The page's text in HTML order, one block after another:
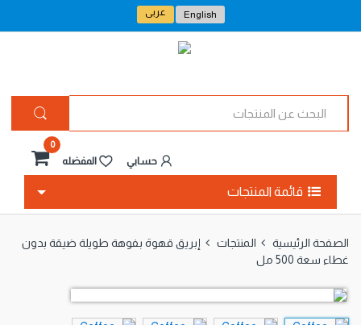
English عربى
ب
ل
ن
ت
ا
ت
0
المفضله حسابي
قائمة المنتجات
الصفحة الرئيسية المنتجات
إبريق قهوة بفوهة طويلة ضيقة بدون
غطاء سعة 500 مل